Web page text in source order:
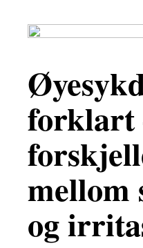
forklart
mellom
og